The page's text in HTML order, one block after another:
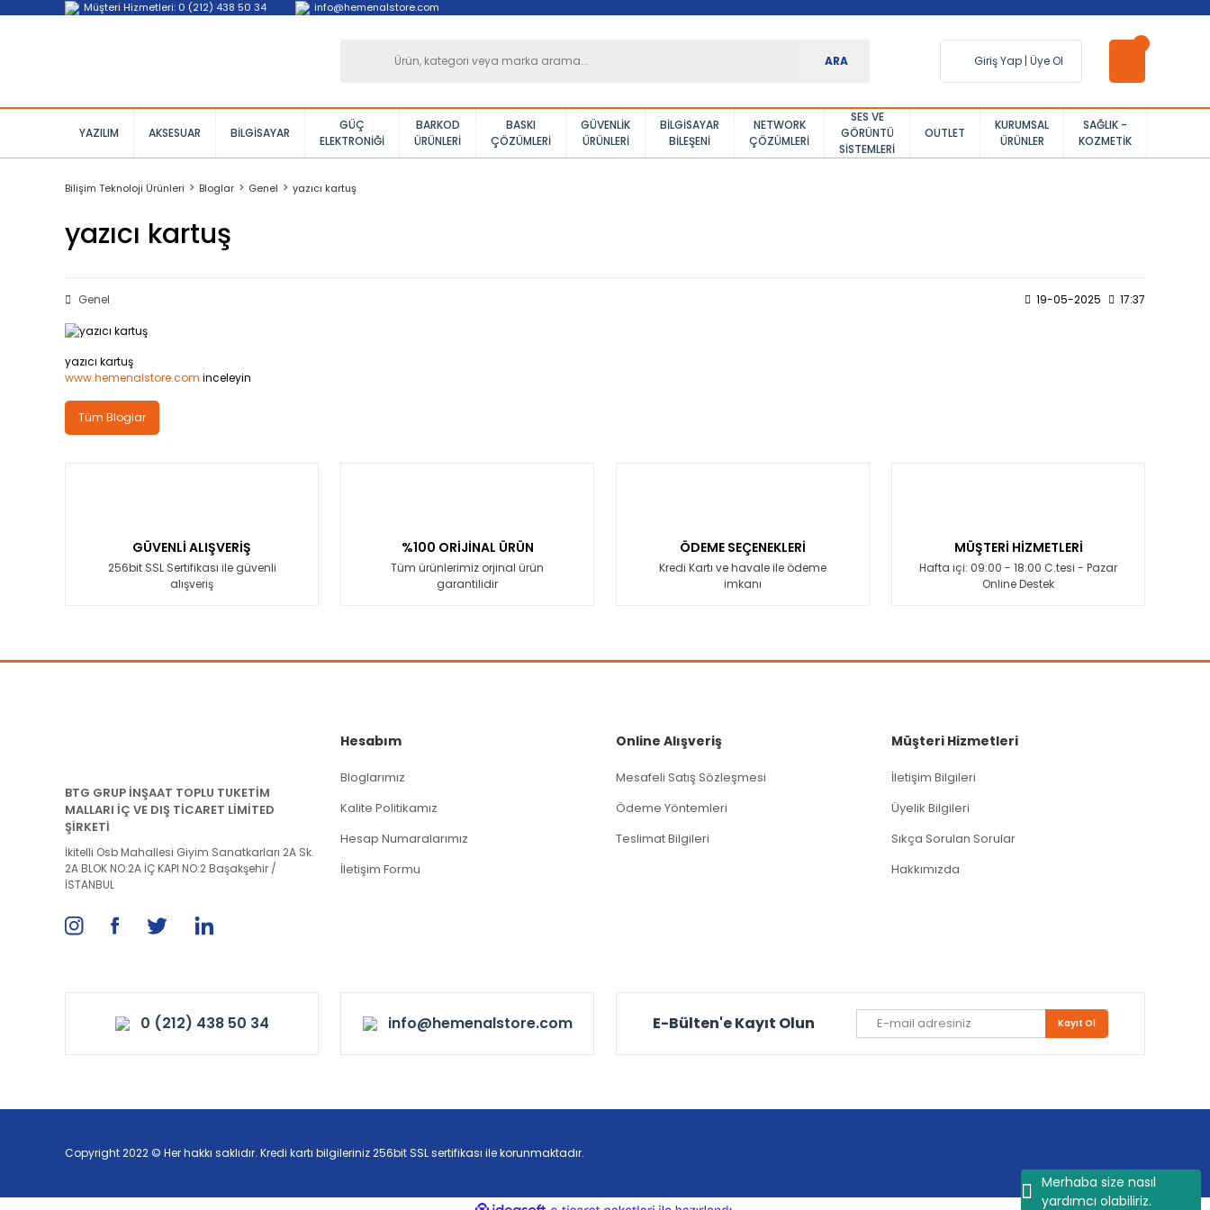
Merhaba size nasıl
yardımcı olabiliriz.
Müşteri Hizmetleri: 0 (212) 438 50 34 info@hemenalstore.com
ARA Giriş Yap | Üye Ol
YAZILIM AKSESUAR BILGISAYAR
GÜÇ
ELEKTRONIĞI
BARKOD
ÜRÜNLERI
BASKI
ÇÖZÜMLERI
GÜVENLIK
ÜRÜNLERI
BILGISAYAR
BILEŞENI
NETWORK
ÇÖZÜMLERI
SES VE
GÖRÜNTÜ
SISTEMLERI
OUTLET
KURUMSAL
ÜRÜNLER
SAĞLIK -
KOZMETIK
Bilişim Teknoloji Ürünleri Bloglar Genel yazıcı kartuş
yazıcı kartuş
Genel 19-05-2025 17:37
yazıcı kartuş
www.hemenalstore.com inceleyin
Tüm Bloglar
GÜVENLİ ALIŞVERİŞ
256bit SSL Sertifikası ile güvenli
alışveriş
%100 ORİJİNAL ÜRÜN
Tüm ürünlerimiz orjinal ürün
garantilidir
ÖDEME SEÇENEKLERİ
Kredi Kartı ve havale ile ödeme
imkanı
MÜŞTERİ HİZMETLERİ
Hafta içi: 09:00 - 18:00 C.tesi - Pazar
Online Destek
BTG GRUP İNŞAAT TOPLU TUKETİM
MALLARI İÇ VE DIŞ TİCARET LİMİTED
ŞİRKETİ
İkitelli Osb Mahallesi Giyim Sanatkarları 2A Sk.
2A BLOK NO:2A İÇ KAPI NO:2 Başakşehir /
İSTANBUL
Hesabım
Bloglarımız
Kalite Politikamız
Hesap Numaralarımız
İletişim Formu
Online Alışveriş
Mesafeli Satış Sözleşmesi
Ödeme Yöntemleri
Teslimat Bilgileri
Müşteri Hizmetleri
İletişim Bilgileri
Üyelik Bilgileri
Sıkça Sorulan Sorular
Hakkımızda
0 (212) 438 50 34 info@hemenalstore.com E-Bülten'e Kayıt Olun Kayıt Ol
Copyright 2022 © Her hakkı saklıdır. Kredi kartı bilgileriniz 256bit SSL sertifikası ile korunmaktadır.